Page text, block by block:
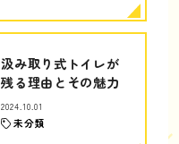
汲み取り式トイレが
残る理由とその魅力
2024.10.01
未分類